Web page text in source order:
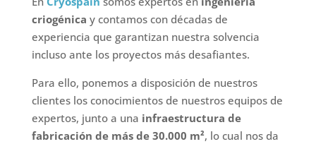
criogénica y contamos con décadas de
experiencia que garantizan nuestra solvencia
incluso ante los proyectos más desafiantes.
Para ello, ponemos a disposición de nuestros
clientes los conocimientos de nuestros equipos de
expertos, junto a una infraestructura de
fabricación de más de 30.000 m², lo cual nos da